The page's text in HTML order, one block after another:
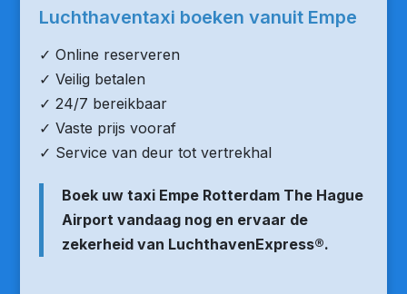
Luchthaventaxi boeken vanuit Empe
✓ Online reserveren
✓ Veilig betalen
✓ 24/7 bereikbaar
✓ Vaste prijs vooraf
✓ Service van deur tot vertrekhal
Boek uw taxi Empe Rotterdam The Hague
Airport vandaag nog en ervaar de
zekerheid van LuchthavenExpress®.